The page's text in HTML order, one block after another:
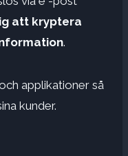
att kryptera
.
applikationer så
kunder.